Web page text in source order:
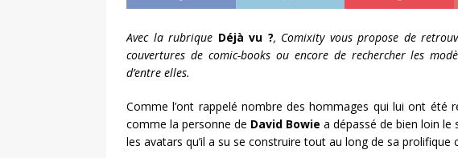
Avec la rubrique Déjà vu ?, Comixity vous propose de
couvertures de comic-books ou encore de rechercher les
d’entre elles.
Comme l’ont rappelé nombre des hommages qui lui ont été
comme la personne de David Bowie a dépassé de bien loin
les avatars qu’il a su se construire tout au long de sa prolifique